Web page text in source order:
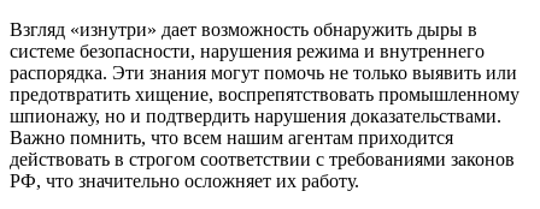
Взгляд «изнутри» дает возможность обнаружить дыры в
системе безопасности, нарушения режима и внутреннего
распорядка. Эти знания могут помочь не только выявить или
предотвратить хищение, воспрепятствовать промышленному
шпионажу, но и подтвердить нарушения доказательствами.
Важно помнить, что всем нашим агентам приходится
действовать в строгом соответствии с требованиями законов
РФ, что значительно осложняет их работу.